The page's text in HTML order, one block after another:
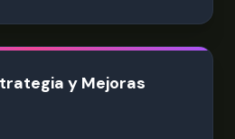
y Mejoras